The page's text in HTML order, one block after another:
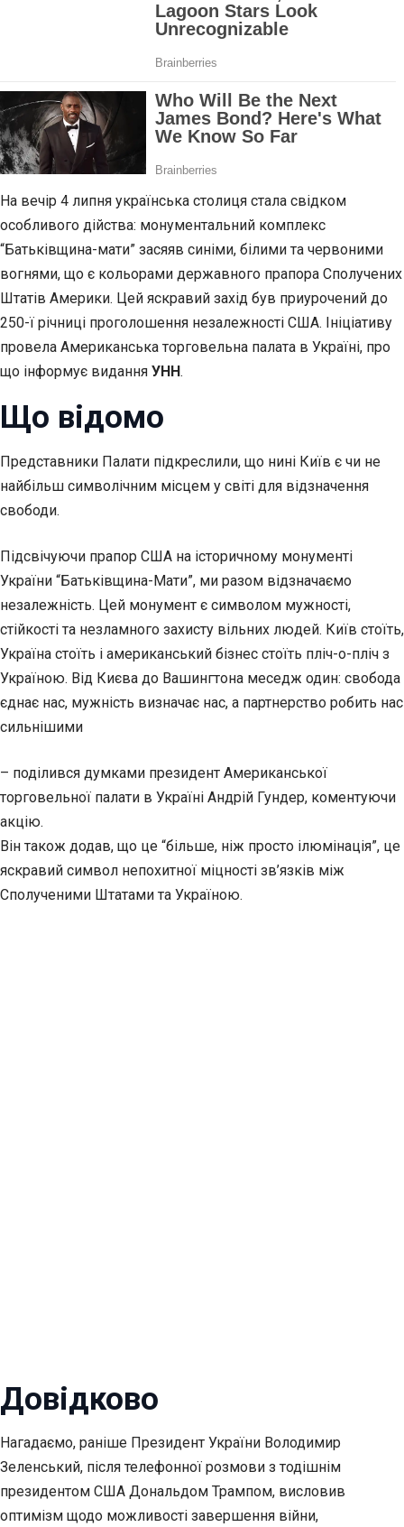
На вечір 4 липня українська столиця стала свідком
особливого дійства: монументальний комплекс
“Батьківщина-мати” засяяв синіми, білими та червоними
вогнями, що є кольорами державного прапора Сполучених
Штатів Америки. Цей яскравий захід був приурочений до
250-ї річниці проголошення незалежності США. Ініціативу
провела Американська торговельна палата в Україні, про
що інформує видання УНН.
Що відомо
Представники Палати підкреслили, що нині Київ є чи не
найбільш символічним місцем у світі для відзначення
свободи.
Підсвічуючи прапор США на історичному монументі
України “Батьківщина-Мати”, ми разом відзначаємо
незалежність. Цей монумент є символом мужності,
стійкості та незламного захисту вільних людей. Київ стоїть,
Україна стоїть і американський бізнес стоїть пліч-о-пліч з
Україною. Від Києва до Вашингтона меседж один: свобода
єднає нас, мужність визначає нас, а партнерство робить нас
сильнішими
– поділився думками президент Американської
торговельної палати в Україні Андрій Гундер, коментуючи
акцію.
Він також додав, що це “більше, ніж просто ілюмінація”, це
яскравий символ непохитної міцності зв’язків між
Сполученими Штатами та Україною.
Довідково
Нагадаємо, раніше Президент України Володимир
Зеленський, після телефонної розмови з тодішнім
президентом США Дональдом Трампом, висловив
оптимізм щодо можливості завершення війни,